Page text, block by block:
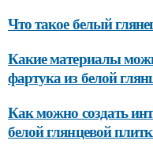
Что такое белый
Какие материалы
фартука из белой
Как можно создать
белой глянцевой